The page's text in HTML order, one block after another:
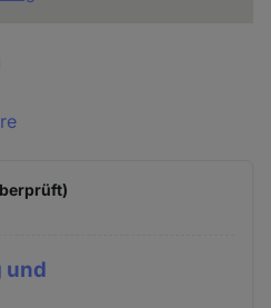
und